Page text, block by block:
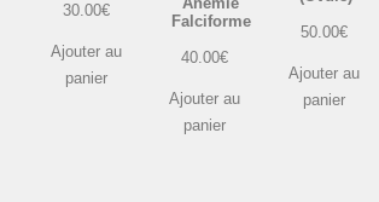
30.00€
Ajouter au
panier
Falciforme
40.00€
Ajouter au
panier
50.00€
Ajouter au
panier